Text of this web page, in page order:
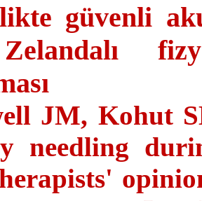
güvenli
JM, Kohut
needling